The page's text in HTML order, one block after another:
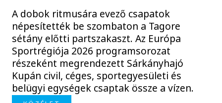
A dobok ritmusára evező csapatok
népesítették be szombaton a Tagore
sétány előtti partszakaszt. Az Európa
Sportrégiója 2026 programsorozat
részeként megrendezett Sárkányhajó
Kupán civil, céges, sportegyesületi és
belügyi egységek csaptak össze a vízen.